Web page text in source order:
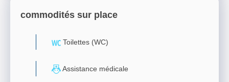
commodités sur place
Toilettes (WC)
Assistance médicale